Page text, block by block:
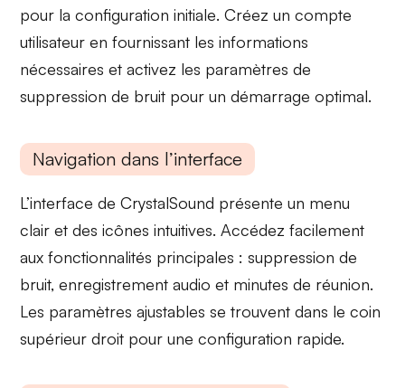
pour laconfiguration initiale. Créez un compte
utilisateur en fournissant les informations
nécessaires et activez les paramètres de
suppression de bruit pour un démarrage optimal.
Navigation dans l’interface
L’interface de CrystalSound présente un menu
clair et desicônes intuitives. Accédez facilement
aux fonctionnalités principales : suppression de
bruit, enregistrement audio et minutes de réunion.
Les paramètres ajustables se trouvent dans le coin
supérieur droit pour une configuration rapide.